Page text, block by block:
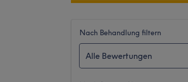
Nach Behandlung filtern
Alle Bewertungen